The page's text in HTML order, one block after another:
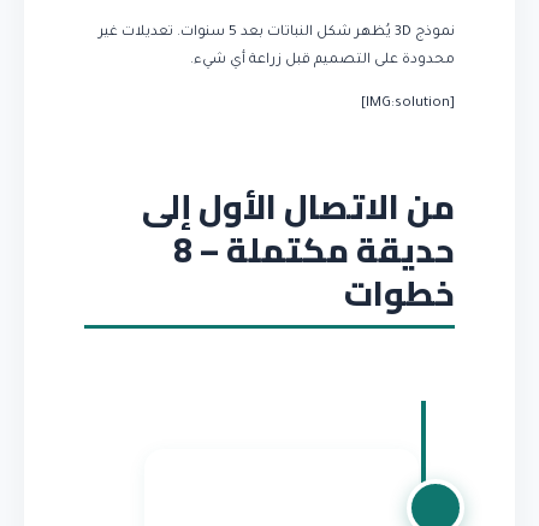
نموذج 3D يُظهر شكل النباتات بعد 5 سنوات. تعديلات غير
محدودة على التصميم قبل زراعة أي شيء.
من الاتصال الأول إلى
حديقة مكتملة – 8
خطوات